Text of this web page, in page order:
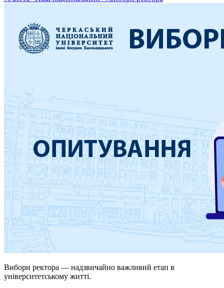
Вибори ректора — надзвичайно важливий етап в
університетському житті.